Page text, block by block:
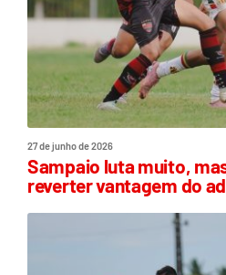
27 de junho de 2026
Sampaio luta muito,
reverter vantagem do